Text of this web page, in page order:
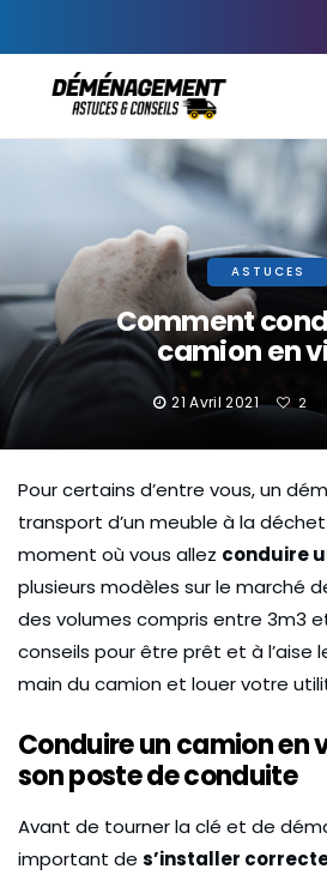
ASTUCES
Comment
camion en
21 Avril 2021 2
Pour certains d’entre vous, un
transport d’un meuble à la
moment où vous allez conduire
plusieurs modèles sur le marché
des volumes compris entre 3m3
conseils pour être prêt et à l’aise
main du camion et louer votre
Conduire un camion en
son poste de conduite
Avant de tourner la clé et de
important de s’installer